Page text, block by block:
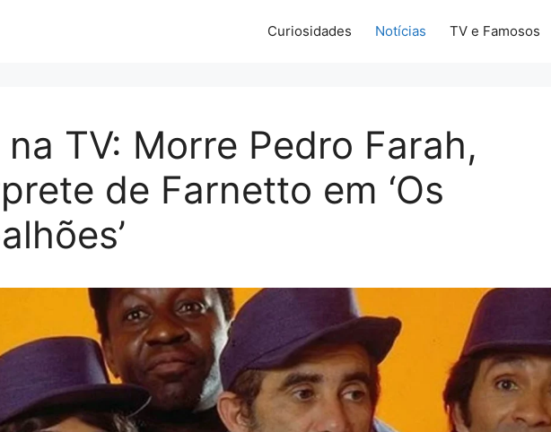
Curiosidades Notícias TV e Famosos
TV: Morre Pedro Farah,
de Farnetto em ‘Os